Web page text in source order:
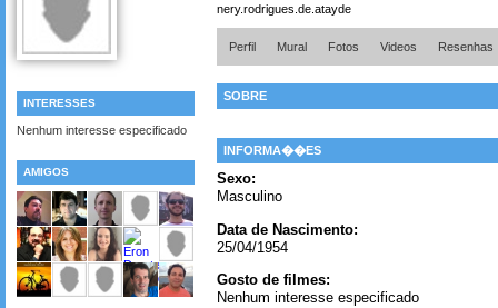
INTERESSES
Nenhum interesse especificado
AMIGOS
nery.rodrigues.de.atayde
Perfil Mural Fotos Videos Resenhas
SOBRE
INFORMA��ES
Sexo:
Masculino
Data de Nascimento:
25/04/1954
Gosto de filmes:
Nenhum interesse especificado